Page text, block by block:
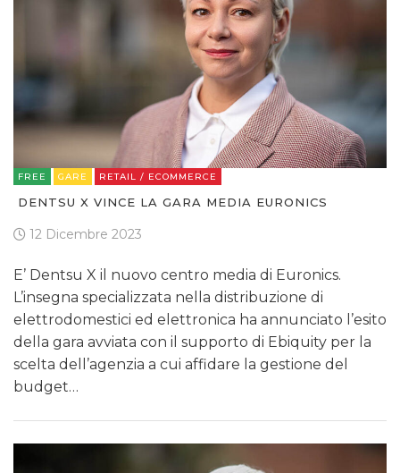
FREE GARE RETAIL / ECOMMERCE
DENTSU X VINCE LA GARA MEDIA EURONICS
12 Dicembre 2023
E’ Dentsu X il nuovo centro media di Euronics.
L’insegna specializzata nella distribuzione di
elettrodomestici ed elettronica ha annunciato l’esito
della gara avviata con il supporto di Ebiquity per la
scelta dell’agenzia a cui affidare la gestione del
budget…